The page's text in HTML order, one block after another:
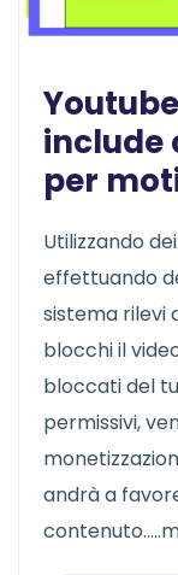
include
per
Utilizzando
effettuando
sistema
blocchi il
bloccati del
permissivi,
andrà a